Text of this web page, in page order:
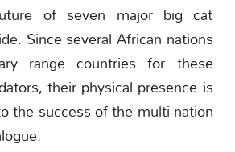
of seven major big cat
Since several African nations
range countries for these
their physical presence is
the success of the multi-nation